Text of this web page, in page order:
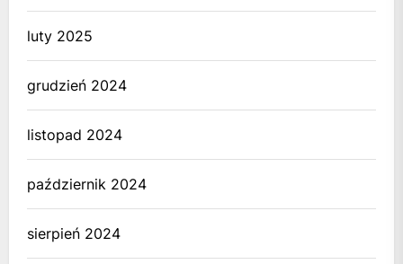
luty 2025
grudzień 2024
listopad 2024
październik 2024
sierpień 2024